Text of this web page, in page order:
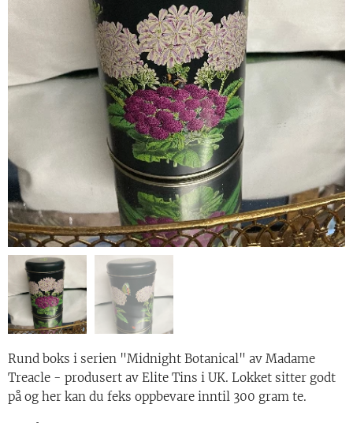
Rund boks i serien "Midnight Botanical" av Madame
Treacle - produsert av Elite Tins i UK. Lokket sitter godt
på og her kan du feks oppbevare inntil 300 gram te.